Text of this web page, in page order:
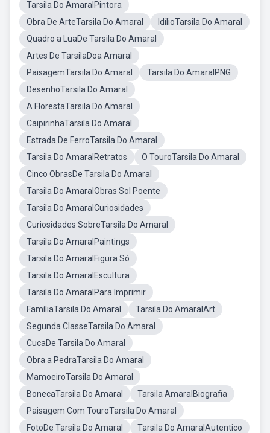
Tarsila Do AmaralPintora
Obra De ArteTarsila Do Amaral
IdílioTarsila Do Amaral
Quadro a LuaDe Tarsila Do Amaral
Artes De TarsilaDoa Amaral
PaisagemTarsila Do Amaral
Tarsila Do AmaralPNG
DesenhoTarsila Do Amaral
A FlorestaTarsila Do Amaral
CaipirinhaTarsila Do Amaral
Estrada De FerroTarsila Do Amaral
Tarsila Do AmaralRetratos
O TouroTarsila Do Amaral
Cinco ObrasDe Tarsila Do Amaral
Tarsila Do AmaralObras Sol Poente
Tarsila Do AmaralCuriosidades
Curiosidades SobreTarsila Do Amaral
Tarsila Do AmaralPaintings
Tarsila Do AmaralFigura Só
Tarsila Do AmaralEscultura
Tarsila Do AmaralPara Imprimir
FamíliaTarsila Do Amaral
Tarsila Do AmaralArt
Segunda ClasseTarsila Do Amaral
CucaDe Tarsila Do Amaral
Obra a PedraTarsila Do Amaral
MamoeiroTarsila Do Amaral
BonecaTarsila Do Amaral
Tarsila AmaralBiografia
Paisagem Com TouroTarsila Do Amaral
FotoDe Tarsila Do Amaral
Tarsila Do AmaralAutentico